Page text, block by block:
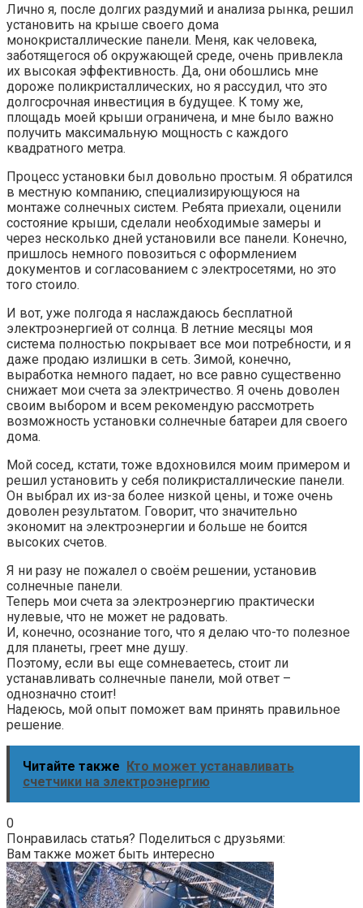
Лично я, после долгих раздумий и анализа рынка, решил
установить на крыше своего дома
монокристаллические панели. Меня, как человека,
заботящегося об окружающей среде, очень привлекла
их высокая эффективность. Да, они обошлись мне
дороже поликристаллических, но я рассудил, что это
долгосрочная инвестиция в будущее. К тому же,
площадь моей крыши ограничена, и мне было важно
получить максимальную мощность с каждого
квадратного метра.
Процесс установки был довольно простым. Я обратился
в местную компанию, специализирующуюся на
монтаже солнечных систем. Ребята приехали, оценили
состояние крыши, сделали необходимые замеры и
через несколько дней установили все панели. Конечно,
пришлось немного повозиться с оформлением
документов и согласованием с электросетями, но это
того стоило.
И вот, уже полгода я наслаждаюсь бесплатной
электроэнергией от солнца. В летние месяцы моя
система полностью покрывает все мои потребности, и я
даже продаю излишки в сеть. Зимой, конечно,
выработка немного падает, но все равно существенно
снижает мои счета за электричество. Я очень доволен
своим выбором и всем рекомендую рассмотреть
возможность установки солнечные батареи для своего
дома.
Мой сосед, кстати, тоже вдохновился моим примером и
решил установить у себя поликристаллические панели.
Он выбрал их из-за более низкой цены, и тоже очень
доволен результатом. Говорит, что значительно
экономит на электроэнергии и больше не боится
высоких счетов.
Я ни разу не пожалел о своём решении, установив
солнечные панели.
Теперь мои счета за электроэнергию практически
нулевые, что не может не радовать.
И, конечно, осознание того, что я делаю что-то полезное
для планеты, греет мне душу.
Поэтому, если вы еще сомневаетесь, стоит ли
устанавливать солнечные панели, мой ответ –
однозначно стоит!
Надеюсь, мой опыт поможет вам принять правильное
решение.
Читайте также Кто может устанавливать
счетчики на электроэнергию
0
Понравилась статья? Поделиться с друзьями:
Вам также может быть интересно